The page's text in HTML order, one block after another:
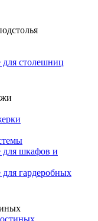
столешниц
шкафов и
гардеробных